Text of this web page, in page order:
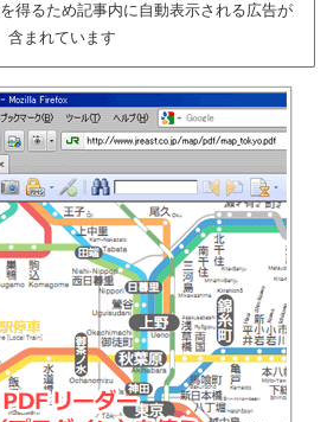
得るため記事内に自動表示される広告が
含まれています